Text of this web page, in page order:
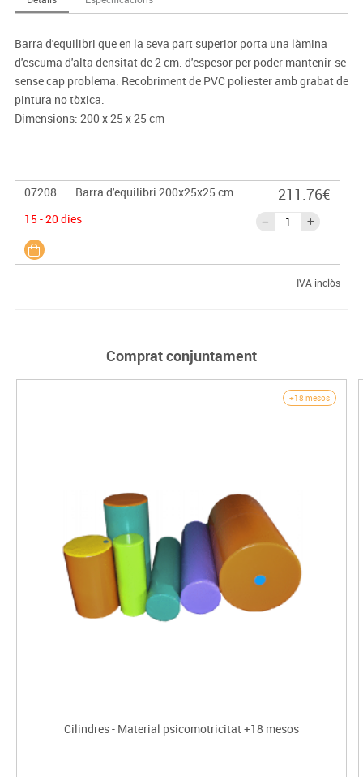
Barra d'equilibri que en la seva part superior porta una làmina
d'escuma d'alta densitat de 2 cm. d'espesor per poder mantenir-se
sense cap problema. Recobriment de PVC poliester amb grabat de
pintura no tòxica.
Dimensions: 200 x 25 x 25 cm
07208
Barra d'equilibri 200x25x25 cm
15 - 20 dies
211.76€
IVA inclòs
Comprat conjuntament
+18 mesos
Cilindres - Material psicomotricitat +18 mesos